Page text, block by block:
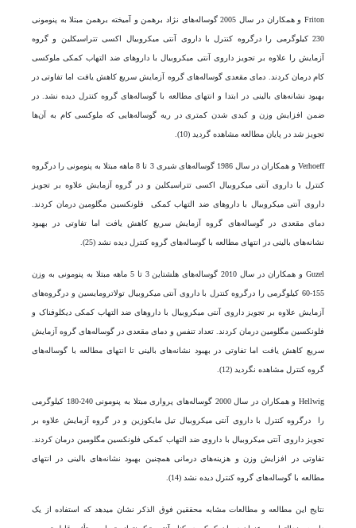
Friton و همکاران در سال 2005 گوساله‌های نژاد برهمن و آمیخته برهمن مبتلا به پنومونی
230 کیلوگرمی را درگروه کنترل با داروی آنتی میکروبیال اکسی تتراسیکلین و گروه
آزمایش را علاوه بر تجویز داروی آنتی میکروبیال با دارو‌های ضد التهاب کمکی ملوکسی
کام درمان کردند. دمای مقعدی گوساله‌های گروه آزمایش سریع کاهش یافت اما تفاوتی در
بهبود نشانه‌های بالینی در ابتدا و انتهای مطالعه با گوساله‌های گروه کنترل دیده نشد. در
ضمن افزایش وزن و کبدی شدن کمتری در ریه گوساله‌هایی که ملوکسی کام به آن‌ها
تجویز شد در پایان مطالعه مشاهده گردید (10).
Verhoeff و همکاران در سال 1986 گوساله‌های شیری 3 تا 8 ماهه مبتلا به پنومونی را درگروه
کنترل با داروی آنتی میکروبیال اکسی تتراسیکلین و در گروه آزمایش علاوه بر تجویز
داروی آنتی میکروبیال با دارو‌های ضد التهاب کمکی فلونکسین مگلومین درمان کردند.
دمای مقعدی در گوساله‌های گروه آزمایش سریع کاهش یافت اما تفاوتی در بهبود
نشانه‌های بالینی در انتهای مطالعه با گوساله‌های گروه کنترل دیده نشد (25).
Guzel و همکاران در سال 2010 گوساله‌های هلشتاین 3 تا 5 ماهه مبتلا به پنومونی به وزن
155-60 کیلوگرمی را درگروه کنترل با داروی آنتی میکروبیال تولاترومایسین و درگروه‌های
آزمایش علاوه بر تجویز داروی آنتی میکروبیال با دارو‌های ضد التهاب کمکی دیکلوفناک و
فلونکسین مگلومین درمان کردند. تعداد تنفس و دمای مقعدی در گوساله‌های گروه آزمایش
سریع کاهش یافت اما تفاوتی در بهبود نشانه‌های بالینی تا انتهای مطالعه با گوساله‌های
گروه کنترل مشاهده نگردید (12).
Hellwig و همکاران در سال 2000 گوساله‌های پرواری مبتلا به پنومونی 240-180 کیلوگرمی
را درگروه کنترل با داروی آنتی میکروبیال تیل مایکوزین و در گروه آزمایش علاوه بر
تجویز داروی آنتی میکروبیال با داروی ضد التهاب کمکی فلونکسین مگلومین درمان کردند.
تفاوتی در افزایش وزن و هزینه‌های درمانی همچنین بهبود نشانه‌های بالینی در انتهای
مطالعه با گوساله‌های گروه کنترل دیده نشد (14).
نتایج این مطالعه و مطالعات مشابه محققین فوق الذکر نشان می­دهد که استفاده از یک